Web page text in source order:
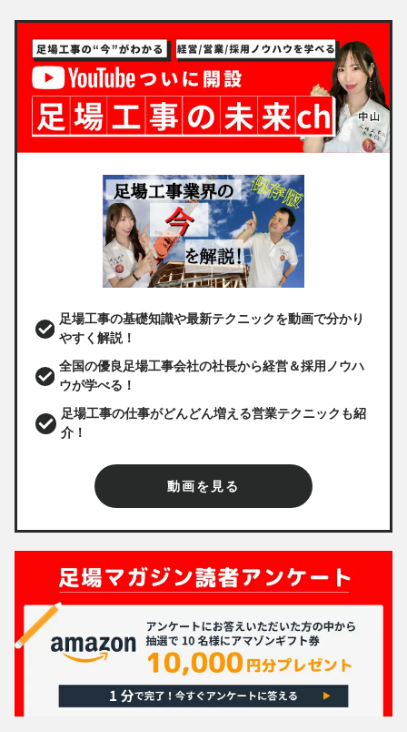
足場工事の基礎知識や最新テクニックを動画で分かり
やすく解説！
全国の優良足場工事会社の社長から経営＆採用ノウハ
ウが学べる！
足場工事の仕事がどんどん増える営業テクニックも紹
介！
動画を見る